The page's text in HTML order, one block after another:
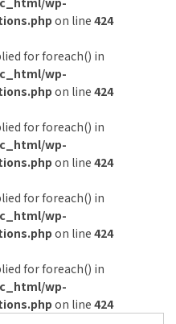
on line 424
for foreach() in
wp-
on line 424
for foreach() in
wp-
on line 424
for foreach() in
wp-
on line 424
for foreach() in
wp-
on line 424